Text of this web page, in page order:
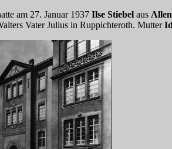
am 27. Januar 1937 Ilse Stiebel aus
Vater Julius in Ruppichteroth. Mutter